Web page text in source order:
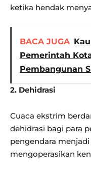
ketika hendak
BACA JUGA
Pemerintah
Pembangunan
2. Dehidrasi
Cuaca ekstrim
dehidrasi bagi para
pengendara
mengoperasikan